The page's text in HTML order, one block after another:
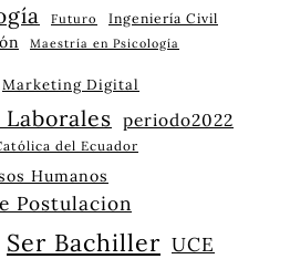
Futuro Ingeniería Civil
Maestría en Psicología
Marketing Digital
periodo2022
del Ecuador
Humanos
Postulacion
Ser Bachiller UCE